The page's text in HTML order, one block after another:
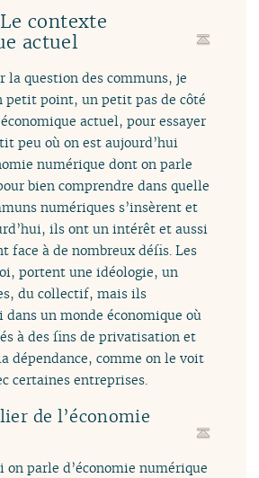
contexte
actuel
la question des communs, je
petit point, un petit pas de côté
actuel, pour essayer
peu où on est aujourd’hui
numérique dont on parle
bien comprendre dans quelle
numériques s’insèrent et
ils ont un intérêt et aussi
face à de nombreux défis. Les
portent une idéologie, un
du collectif, mais ils
dans un monde économique où
à des fins de privatisation et
dépendance, comme on le voit
certaines entreprises.
de l’économie
on parle d’économie numérique